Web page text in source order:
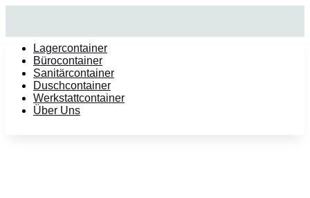
Lagercontainer
Bürocontainer
Sanitärcontainer
Duschcontainer
Werkstattcontainer
Über Uns